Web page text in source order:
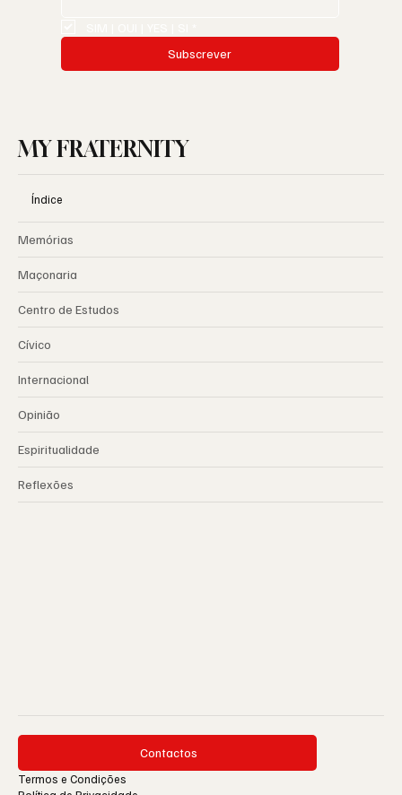
Subscrever
MY FRATERNITY
Índice
Memórias
Maçonaria
Centro de Estudos
Cívico
Internacional
Opinião
Espiritualidade
Reflexões
Contactos
Termos e Condições